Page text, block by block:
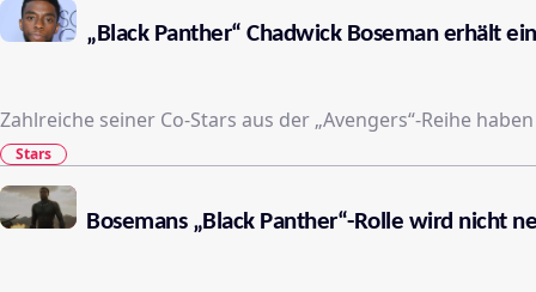
„Black Panther“ Chadwick Boseman erhält
Zahlreiche seiner Co-Stars aus der „Avengers“-Reihe
Stars
Bosemans „Black Panther“-Rolle wird nicht